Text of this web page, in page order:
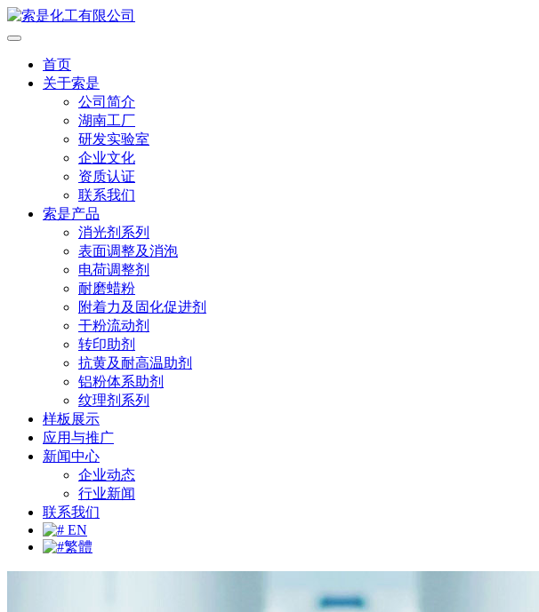
首页
关于索是
公司简介
湖南工厂
研发实验室
企业文化
资质认证
联系我们
索是产品
消光剂系列
表面调整及消泡
电荷调整剂
耐磨蜡粉
附着力及固化促进剂
干粉流动剂
转印助剂
抗黄及耐高温助剂
铝粉体系助剂
纹理剂系列
样板展示
应用与推广
新闻中心
企业动态
行业新闻
联系我们
EN
繁體